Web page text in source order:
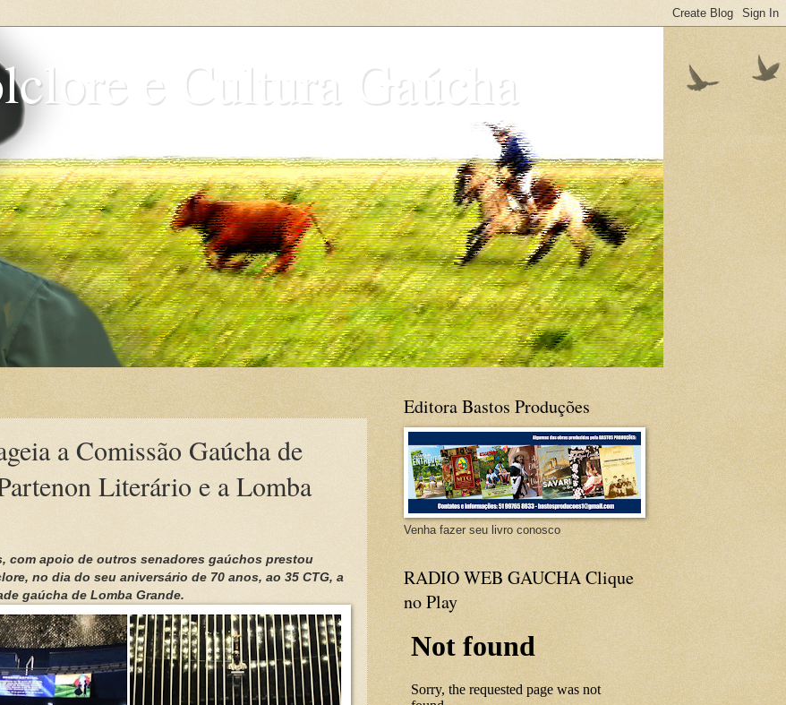
e Cultura Gaúcha
a Comissão Gaúcha de
Literário e a Lomba
com apoio de outros senadores gaúchos prestou
no dia do seu aniversário de 70 anos, ao 35 CTG, a
gaúcha de Lomba Grande.
Editora Bastos Produções
Venha fazer seu livro conosco
RADIO WEB GAUCHA Clique
no Play